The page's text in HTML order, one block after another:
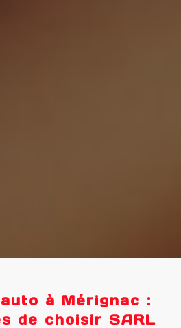
à Mérignac :
de choisir SARL